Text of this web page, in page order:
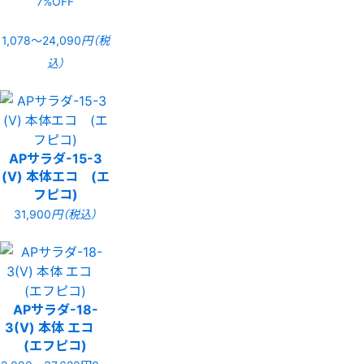
1,078〜24,090円（税
込）
APサラダ-15-3
(V) 本体エコ (エ
フピコ)
31,900円（税込）
APサラダ-18-
3(V) 本体 エコ
(エフピコ)